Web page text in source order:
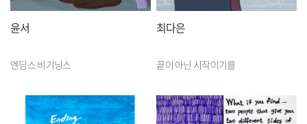
윤서
엔딩스 비기닝스
최다은
끝이 아닌 시작이기를